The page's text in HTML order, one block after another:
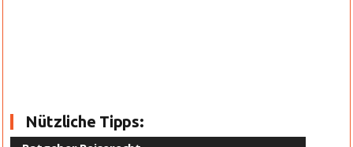
Nützliche Tipps: